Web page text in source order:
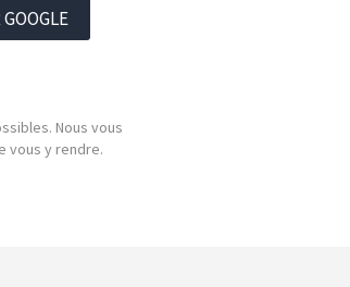
Nous vous
vous y rendre.